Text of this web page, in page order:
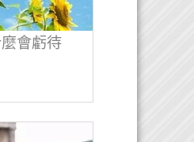
會虧待